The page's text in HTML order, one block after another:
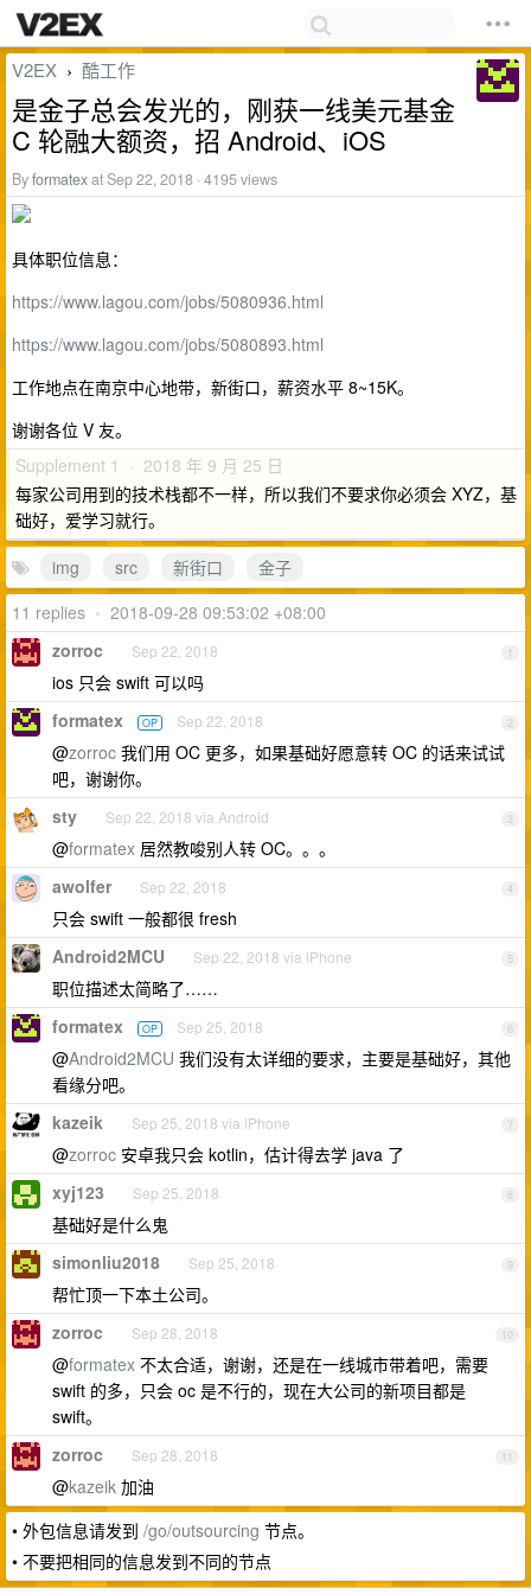
V2EX › 酷工作
是金子总会发光的，刚获一线美元基金
C 轮融大额资，招 Android、iOS
Byformatexat Sep 22, 2018 · 4195 views
具体职位信息：
https://www.lagou.com/jobs/5080936.html
https://www.lagou.com/jobs/5080893.html
工作地点在南京中心地带，新街口，薪资水平 8~15K。
谢谢各位 V 友。
Supplement 1 · 2018 年 9 月 25 日
每家公司用到的技术栈都不一样，所以我们不要求你必须会 XYZ，基
础好，爱学习就行。
img
src 新街口
金子
11 replies • 2018-09-28 09:53:02 +08:00
1
zorroc Sep 22, 2018
ios 只会 swift 可以吗
2
formatex OP Sep 22, 2018
@zorroc 我们用 OC 更多，如果基础好愿意转 OC 的话来试试
吧，谢谢你。
3
sty Sep 22, 2018 via Android
@formatex 居然教唆别人转 OC。。。
4
awolfer Sep 22, 2018
只会 swift 一般都很 fresh
5
Android2MCU Sep 22, 2018 via iPhone
职位描述太简略了……
6
formatex OP Sep 25, 2018
@Android2MCU 我们没有太详细的要求，主要是基础好，其他
看缘分吧。
7
kazeik Sep 25, 2018 via iPhone
@zorroc 安卓我只会 kotlin，估计得去学 java 了
8
xyj123 Sep 25, 2018
基础好是什么鬼
9
simonliu2018 Sep 25, 2018
帮忙顶一下本土公司。
10
zorroc Sep 28, 2018
@formatex 不太合适，谢谢，还是在一线城市带着吧，需要
swift 的多，只会 oc 是不行的，现在大公司的新项目都是
swift。
11
zorroc Sep 28, 2018
@kazeik 加油
• 外包信息请发到 /go/outsourcing 节点。
• 不要把相同的信息发到不同的节点